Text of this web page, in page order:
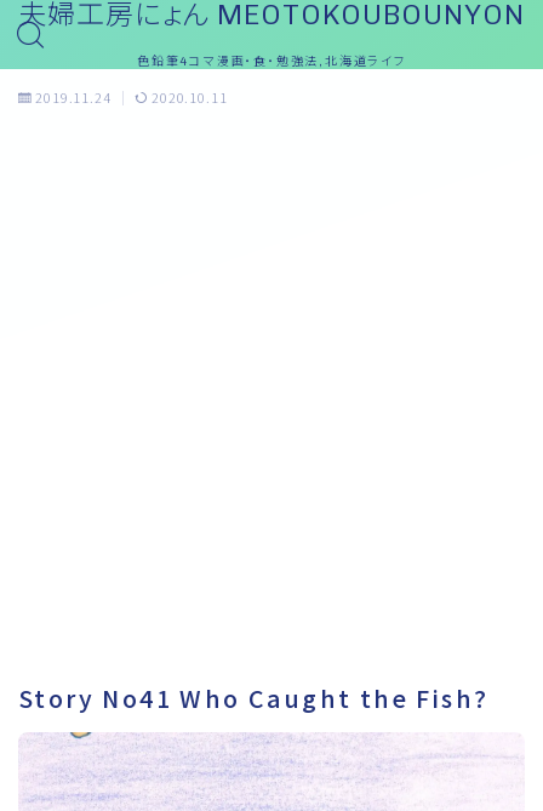
夫婦工房にょん MEOTOKOUBOUNYON
色鉛筆4コマ漫画・食・勉強法,北海道ライフ
2019.11.24 2020.10.11
Story No41 Who Caught the Fish?